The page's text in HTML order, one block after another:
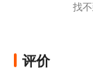
找
评价